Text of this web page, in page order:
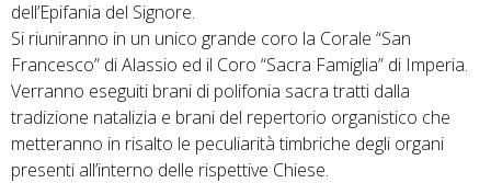
dell’Epifania del Signore.
Si riuniranno in un unico grande coro la Corale “San
Francesco” di Alassio ed il Coro “Sacra Famiglia” di Imperia.
Verranno eseguiti brani di polifonia sacra tratti dalla
tradizione natalizia e brani del repertorio organistico che
metteranno in risalto le peculiarità timbriche degli organi
presenti all’interno delle rispettive Chiese.